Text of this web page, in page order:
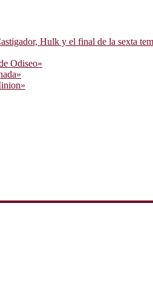
Hulk y el final de la sexta
Odiseo»